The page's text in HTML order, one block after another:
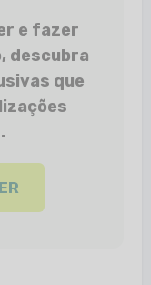
e fazer
descubra
que